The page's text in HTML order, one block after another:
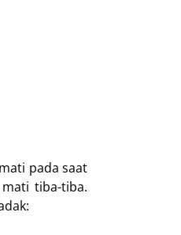
pada saat
tiba-tiba.